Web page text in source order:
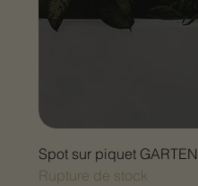
Spot sur piquet GARTEN
Rupture de stock